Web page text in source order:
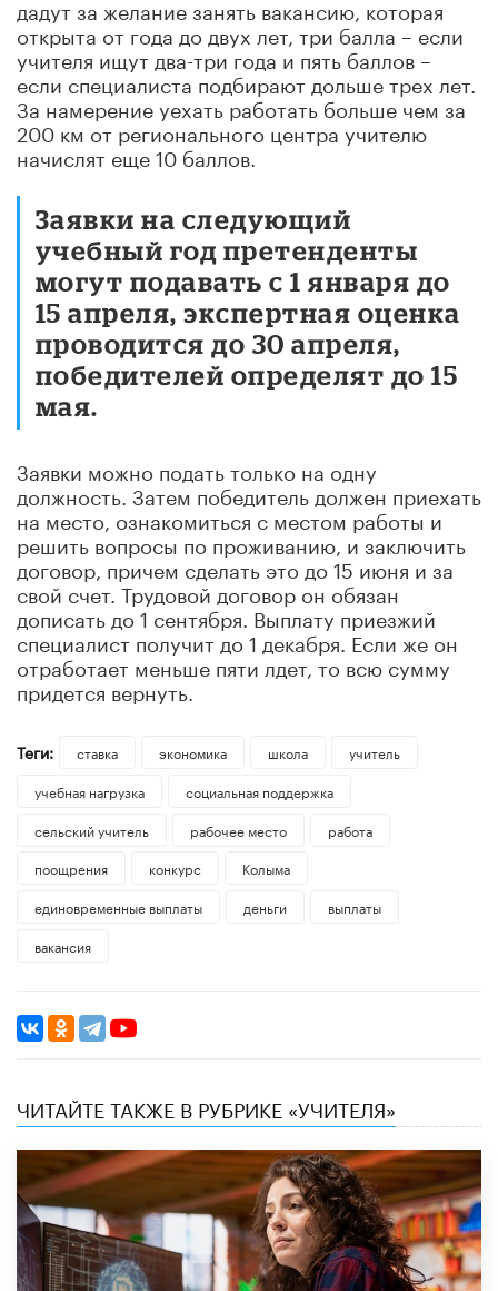
дадут за желание занять вакансию, которая
открыта от года до двух лет, три балла – если
учителя ищут два-три года и пять баллов –
если специалиста подбирают дольше трех лет.
За намерение уехать работать больше чем за
200 км от регионального центра учителю
начислят еще 10 баллов.
Заявки на следующий
учебный год претенденты
могут подавать с 1 января до
15 апреля, экспертная оценка
проводится до 30 апреля,
победителей определят до 15
мая.
Заявки можно подать только на одну
должность. Затем победитель должен приехать
на место, ознакомиться с местом работы и
решить вопросы по проживанию, и заключить
договор, причем сделать это до 15 июня и за
свой счет. Трудовой договор он обязан
дописать до 1 сентября. Выплату приезжий
специалист получит до 1 декабря. Если же он
отработает меньше пяти лдет, то всю сумму
придется вернуть.
Теги: ставка экономика школа
учитель
учебная нагрузка
социальная поддержка
сельский учитель
рабочее место
работа
поощрения
конкурс
Колыма
единовременные выплаты
деньги
выплаты
вакансия
ЧИТАЙТЕ ТАКЖЕ В РУБРИКЕ «УЧИТЕЛЯ»